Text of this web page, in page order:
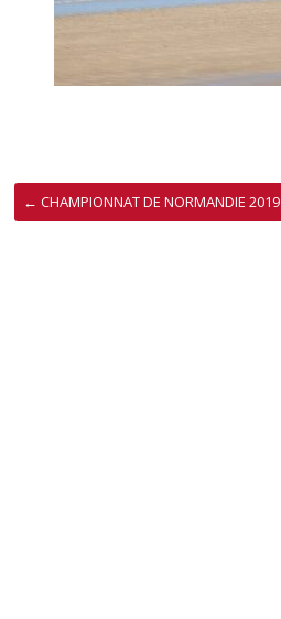
← CHAMPIONNAT DE NORMANDIE 2019